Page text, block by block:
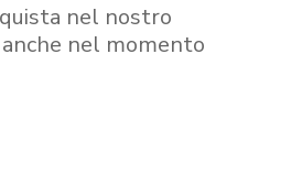
nel nostro
nel momento